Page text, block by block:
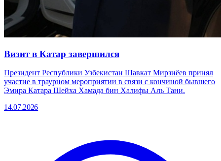
Визит в Катар завершился
Президент Республики Узбекистан Шавкат Мирзиёев принял
участие в траурном мероприятии в связи с кончиной бывшего
Эмира Катара Шейха Хамада бин Халифы Аль Тани.
14.07.2026